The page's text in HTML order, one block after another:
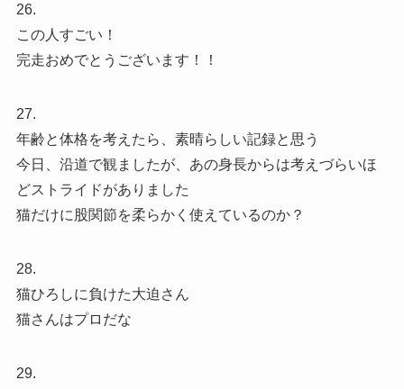
26.
この人すごい！
完走おめでとうございます！！
27.
年齢と体格を考えたら、素晴らしい記録と思う
今日、沿道で観ましたが、あの身長からは考えづらいほ
どストライドがありました
猫だけに股関節を柔らかく使えているのか？
28.
猫ひろしに負けた大迫さん
猫さんはプロだな
29.